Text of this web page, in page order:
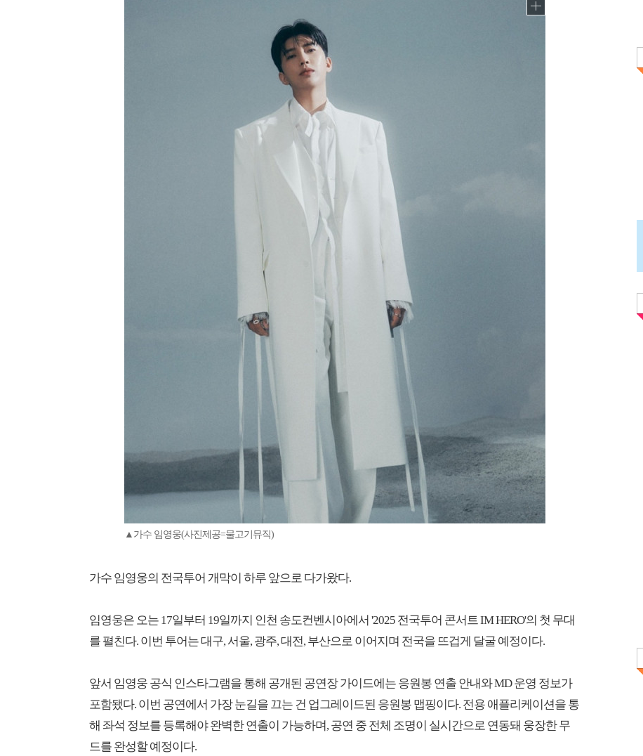
▲가수 임영웅(사진제공=물고기뮤직)
가수 임영웅의 전국투어 개막이 하루 앞으로 다가왔다.
임영웅은 오는 17일부터 19일까지 인천 송도컨벤시아에서 '2025 전국투어 콘서트 IM HERO'의 첫 무대
를 펼친다. 이번 투어는 대구, 서울, 광주, 대전, 부산으로 이어지며 전국을 뜨겁게 달굴 예정이다.
앞서 임영웅 공식 인스타그램을 통해 공개된 공연장 가이드에는 응원봉 연출 안내와 MD 운영 정보가
포함됐다. 이번 공연에서 가장 눈길을 끄는 건 업그레이드된 응원봉 맵핑이다. 전용 애플리케이션을 통
해 좌석 정보를 등록해야 완벽한 연출이 가능하며, 공연 중 전체 조명이 실시간으로 연동돼 웅장한 무
드를 완성할 예정이다.